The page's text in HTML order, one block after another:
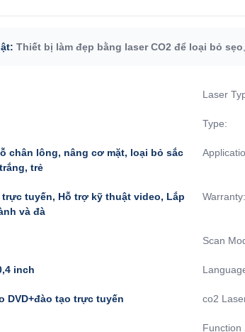
Thiết bị làm đẹp bằng laser CO2 để loại bỏ sẹo
Laser
Type:
chân lông, nâng cơ mặt, loại bỏ sắc
trẻ
tuyến, Hỗ trợ kỹ thuật video, Lắp
và đà
Warranty:
Scan
inch
DVD+đào tạo trực tuyến co2
Function